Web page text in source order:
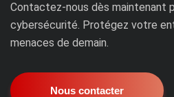
Contactez-nous dès maintenant
cybersécurité. Protégez votre
menaces de demain.
Nous contacter